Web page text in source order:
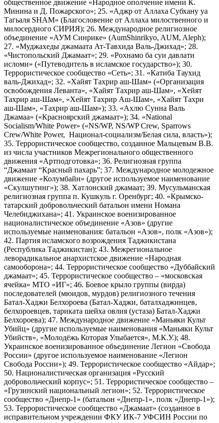
общественное движение «Народное ополчение имени К.
Минина и Д. Пожарского»; 25. «Аджр от Аллаха Субхану уа
Тагьаля SHAM» (Благословение от Аллаха милоственного и
милосердного СИРИЯ); 26. Международное религиозное
объединение «АУМ Синрике» (AumShinrikyo, AUM, Aleph);
27. «Муджахеды джамаата Ат-Тавхида Валь-Джихад»; 28.
«Чистопольский Джамаат»; 29. «Рохнамо ба суи давлати
исломи» («Путеводитель в исламское государство»); 30.
Террористическое сообщество «Сеть»; 31. «Катиба Таухид
валь-Джихад»; 32. «Хайят Тахрир аш-Шам» («Организация
освобождения Леванта», «Хайят Тахрир аш-Шам», «Хейят
Тахрир аш-Шам», «Хейят Тахрир Аш-Шам», «Хайят Тахри
аш-Шам», «Тахрир аш-Шам»); 33. «Ахлю Сунна Валь
Джамаа» («Красноярский джамаат»); 34. «National
Socialism/White Power» («NS/WP, NS/WP Crew, Sparrows
Crew/White Power, Национал-социализм/Белая сила, власть»);
35. Террористическое сообщество, созданное Мальцевым В.В.
из числа участников Межрегионального общественного
движения «Артподготовка»; 36. Религиозная группа
“Джамаат “Красный пахарь”; 37. Международное молодежное
движение «Колумбайн» (другое используемое наименование
«Скулшутинг»); 38. Хатлонский джамаат; 39. Мусульманская
религиозная группа п. Кушкуль г. Оренбург; 40. «Крымско-
татарский добровольческий батальон имени Номана
Челебиджихана»; 41. Украинское военизированное
националистическое объединение «Азов» (другие
используемые наименования: батальон «Азов», полк «Азов»);
42. Партия исламского возрождения Таджикистана
(Республика Таджикистан); 43. Межрегиональное
леворадикальное анархистское движение «Народная
самооборона»; 44. Террористическое сообщество «Дуббайский
джамаат»; 45. Террористическое сообщество – «московская
ячейка» МТО «ИГ»; 46. Боевое крыло группы (вирда)
последователей (мюидов, мурдов) религиозного течения
Батал-Хаджи Белхороева (Батал-Хаджи, баталхаджинцев,
белхороевцев, тариката шейха овлия (устаза) Батал-Хаджи
Белхороева); 47. Международное движение «Маньяки Культ
Убийц» (другие используемые наименования «Маньяки Культ
Убийств», «Молодёжь Которая Улыбается», М.К.У.); 48.
Украинское военизированное объединение Легион «Свобода
России» (другое используемое наименование «Легион
Свобода России»); 49. Террористическое сообщество «Айдар»;
50. Националистическая организация «Русский
добровольческий корпус»; 51. Террористическое сообщество –
«Грузинский национальный легион»; 52. Террористическое
сообщество «Днепр-1» (батальон «Днепр-1», полк «Днепр-1»);
53. Террористическое сообщество «Джамаат» (созданное в
исправительном учреждении ФКУ ИК-7 УФСИН России по